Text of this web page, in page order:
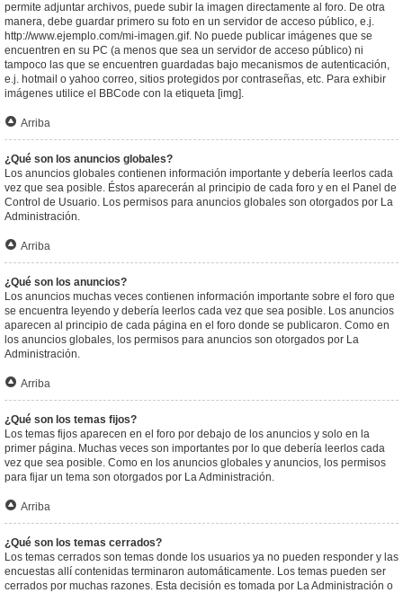
permite adjuntar archivos, puede subir la imagen directamente al foro. De otra
manera, debe guardar primero su foto en un servidor de acceso público, e.j.
http://www.ejemplo.com/mi-imagen.gif. No puede publicar imágenes que se
encuentren en su PC (a menos que sea un servidor de acceso público) ni
tampoco las que se encuentren guardadas bajo mecanismos de autenticación,
e.j. hotmail o yahoo correo, sitios protegidos por contraseñas, etc. Para exhibir
imágenes utilice el BBCode con la etiqueta [img].
Arriba
¿Qué son los anuncios globales?
Los anuncios globales contienen información importante y debería leerlos cada
vez que sea posible. Éstos aparecerán al principio de cada foro y en el Panel de
Control de Usuario. Los permisos para anuncios globales son otorgados por La
Administración.
Arriba
¿Qué son los anuncios?
Los anuncios muchas veces contienen información importante sobre el foro que
se encuentra leyendo y debería leerlos cada vez que sea posible. Los anuncios
aparecen al principio de cada página en el foro donde se publicaron. Como en
los anuncios globales, los permisos para anuncios son otorgados por La
Administración.
Arriba
¿Qué son los temas fijos?
Los temas fijos aparecen en el foro por debajo de los anuncios y solo en la
primer página. Muchas veces son importantes por lo que debería leerlos cada
vez que sea posible. Como en los anuncios globales y anuncios, los permisos
para fijar un tema son otorgados por La Administración.
Arriba
¿Qué son los temas cerrados?
Los temas cerrados son temas donde los usuarios ya no pueden responder y las
encuestas allí contenidas terminaron automáticamente. Los temas pueden ser
cerrados por muchas razones. Esta decisión es tomada por La Administración o